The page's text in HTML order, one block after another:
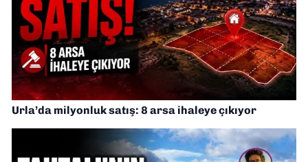
Urla’da milyonluk satış: 8 arsa ihaleye çıkıyor